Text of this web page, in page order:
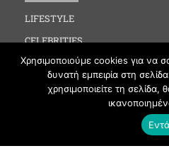
LIFESTYLE
CELEBRITIES
MEDIA
SOCIAL EVENTS
NEWS
Χρησιμοποιούμε cookies για να
δυνατή εμπειρία στη
χρησιμοποιείτε τη